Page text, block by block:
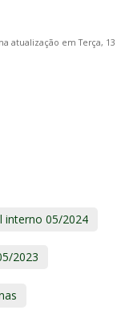
atualização em Terça, 13
interno 05/2024
2023